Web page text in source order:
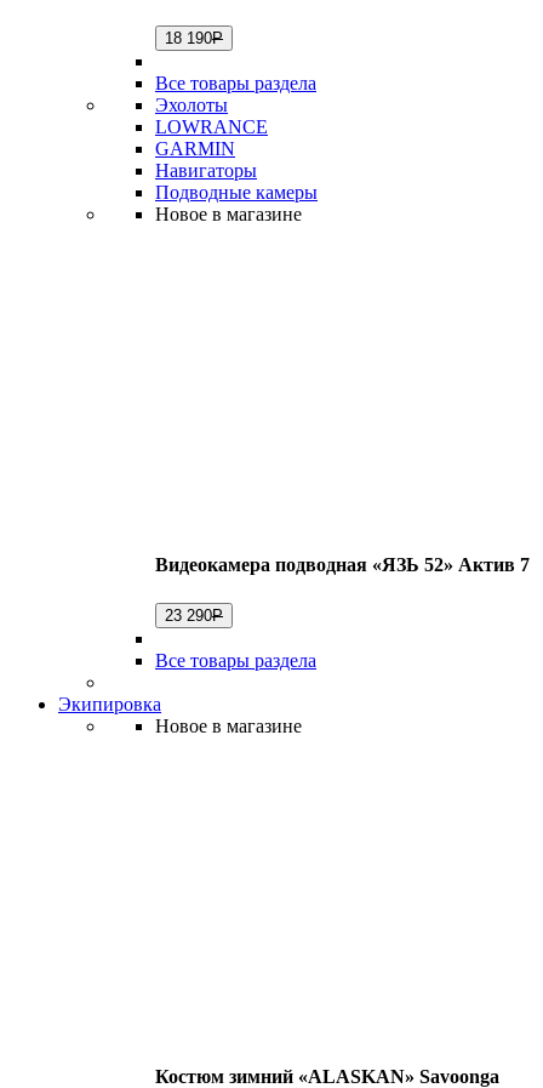
18 190Р
Все товары раздела
Эхолоты
LOWRANCE
GARMIN
Навигаторы
Подводные камеры
Новое в магазине
Видеокамера подводная «ЯЗЬ 52» Актив 7
23 290Р
Все товары раздела
Экипировка
Новое в магазине
Костюм зимний «ALASKAN» Savoonga